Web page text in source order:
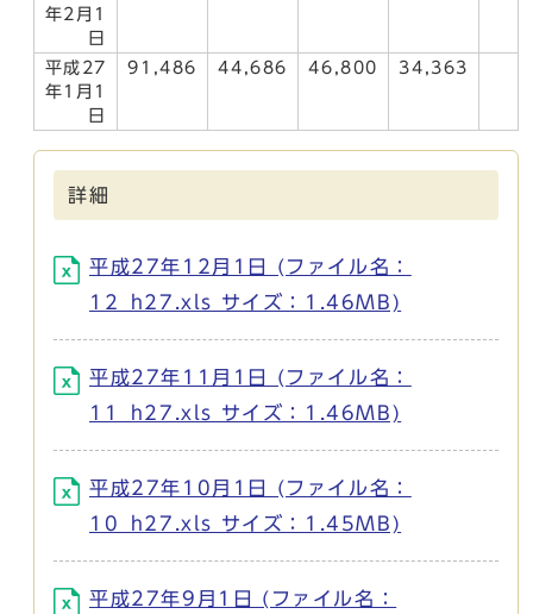
年2月1
日
平成27
年1月1
日
91,486 44,686 46,800 34,363
詳細
平成27年12月1日 (ファイル名：
12_h27.xls サイズ：1.46MB)
平成27年11月1日 (ファイル名：
11_h27.xls サイズ：1.46MB)
平成27年10月1日 (ファイル名：
10_h27.xls サイズ：1.45MB)
平成27年9月1日 (ファイル名：